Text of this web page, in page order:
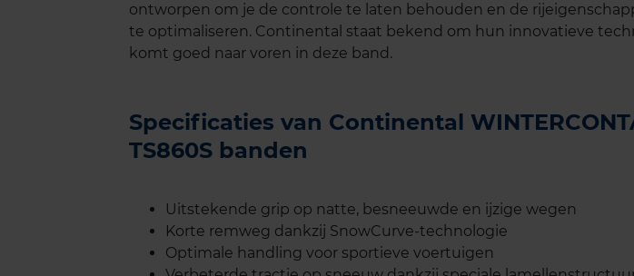
ontworpen om je de controle te laten behouden en de
te optimaliseren. Continental staat bekend om hun innovatieve
komt goed naar voren in deze band.
Specificaties van Continental
TS860S banden
Uitstekende grip op natte, besneeuwde en ijzige wegen
Korte remweg dankzij SnowCurve-technologie
Optimale handling voor sportieve voertuigen